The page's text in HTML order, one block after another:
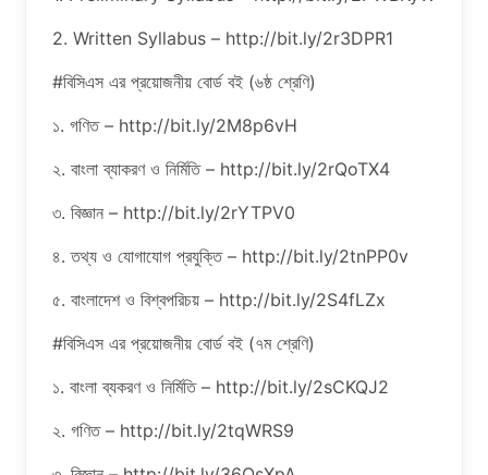
2. Written Syllabus – http://bit.ly/2r3DPR1
#বিসিএস এর প্রয়োজনীয় বোর্ড বই (৬ষ্ঠ শ্রেণি)
১. গণিত – http://bit.ly/2M8p6vH
২. বাংলা ব্যাকরণ ও নির্মিতি – http://bit.ly/2rQoTX4
৩. বিজ্ঞান – http://bit.ly/2rYTPV0
৪. তথ্য ও যোগাযোগ প্রযুক্তি – http://bit.ly/2tnPP0v
৫. বাংলাদেশ ও বিশ্বপরিচয় – http://bit.ly/2S4fLZx
#বিসিএস এর প্রয়োজনীয় বোর্ড বই (৭ম শ্রেণি)
১. বাংলা ব্যকরণ ও নির্মিতি – http://bit.ly/2sCKQJ2
২. গণিত – http://bit.ly/2tqWRS9